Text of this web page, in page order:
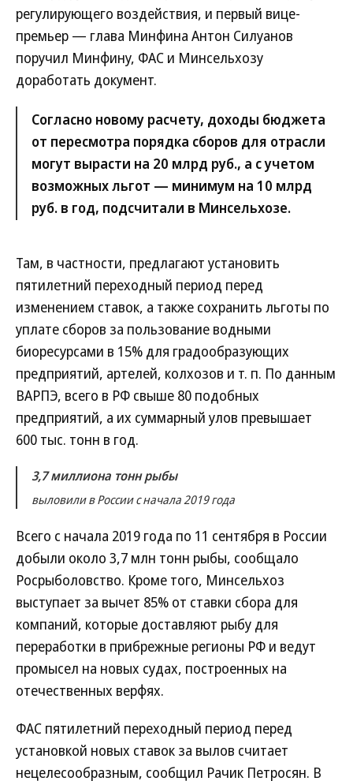
регулирующего воздействия, и первый вице-
премьер — глава Минфина Антон Силуанов
поручил Минфину, ФАС и Минсельхозу
доработать документ.
Согласно новому расчету, доходы бюджета
от пересмотра порядка сборов для отрасли
могут вырасти на 20 млрд руб., а с учетом
возможных льгот — минимум на 10 млрд
руб. в год, подсчитали в Минсельхозе.
Там, в частности, предлагают установить
пятилетний переходный период перед
изменением ставок, а также сохранить льготы по
уплате сборов за пользование водными
биоресурсами в 15% для градообразующих
предприятий, артелей, колхозов и т. п. По данным
ВАРПЭ, всего в РФ свыше 80 подобных
предприятий, а их суммарный улов превышает
600 тыс. тонн в год.
3,7 миллиона тонн рыбы
выловили в России с начала 2019 года
Всего с начала 2019 года по 11 сентября в России
добыли около 3,7 млн тонн рыбы, сообщало
Росрыболовство. Кроме того, Минсельхоз
выступает за вычет 85% от ставки сбора для
компаний, которые доставляют рыбу для
переработки в прибрежные регионы РФ и ведут
промысел на новых судах, построенных на
отечественных верфях.
ФАС пятилетний переходный период перед
установкой новых ставок за вылов считает
нецелесообразным, сообщил Рачик Петросян. В